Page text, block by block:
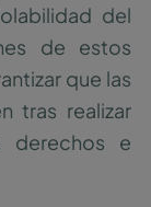
del
de estos
que las
tras realizar
derechos e